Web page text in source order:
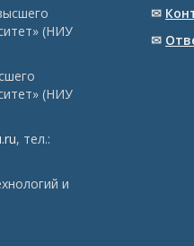
(НИУ
(НИУ
, тел.:
и
✉
✉